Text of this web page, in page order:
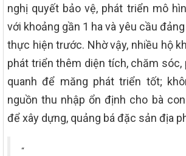
nghị quyết bảo vệ, phát triển mô
với khoảng gần 1 ha và yêu cầu
thực hiện trước. Nhờ vậy, nhiều hộ
phát triển thêm diện tích, chăm sóc,
quanh để măng phát triển tốt;
nguồn thu nhập ổn định cho bà
để xây dựng, quảng bá đặc sản địa
“